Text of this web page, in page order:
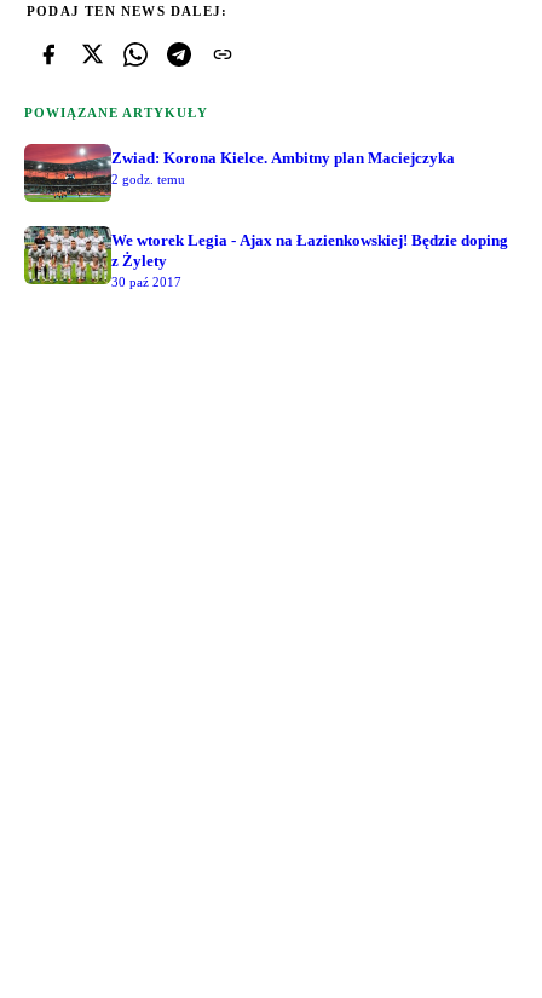
PODAJ TEN NEWS DALEJ:
POWIĄZANE ARTYKUŁY
Zwiad: Korona Kielce. Ambitny plan Maciejczyka
2 godz. temu
We wtorek Legia - Ajax na Łazienkowskiej! Będzie doping
z Żylety
30 paź 2017